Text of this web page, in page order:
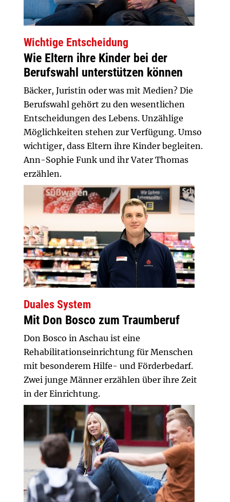
Wichtige Entscheidung
Wie Eltern ihre Kinder bei der
Berufswahl unterstützen können
Bäcker, Juristin oder was mit Medien? Die
Berufswahl gehört zu den wesentlichen
Entscheidungen des Lebens. Unzählige
Möglichkeiten stehen zur Verfügung. Umso
wichtiger, dass Eltern ihre Kinder begleiten.
Ann-Sophie Funk und ihr Vater Thomas
erzählen.
Duales System
Mit Don Bosco zum Traumberuf
Don Bosco in Aschau ist eine
Rehabilitationseinrichtung für Menschen
mit besonderem Hilfe- und Förderbedarf.
Zwei junge Männer erzählen über ihre Zeit
in der Einrichtung.